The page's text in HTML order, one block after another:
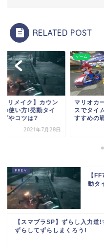
RELATED POST
リメイク】カウン
の使い方!発動タイ
グやコツは?
2021年7月28日
ゲーム
マリオカ
スでタイ
すすめの
【
動タ
【スマブラSP】ずらし入力道!
ずらしてずらしまくろう!